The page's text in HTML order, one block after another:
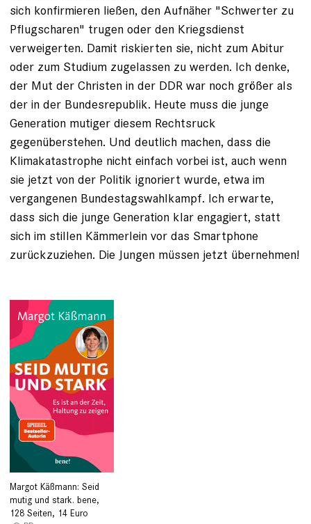
sich konfirmieren ließen, den Aufnäher "Schwerter zu
Pflugscharen" trugen oder den Kriegsdienst
verweigerten. Damit riskierten sie, nicht zum Abitur
oder zum Studium zugelassen zu werden. Ich denke,
der Mut der Christen in der DDR war noch größer als
der in der Bundesrepublik. Heute muss die junge
Generation mutiger diesem Rechtsruck
gegenüberstehen. Und deutlich machen, dass die
Klimakatastrophe nicht einfach vorbei ist, auch wenn
sie jetzt von der Politik ignoriert wurde, etwa im
vergangenen Bundestagswahlkampf. Ich erwarte,
dass sich die junge Generation klar engagiert, statt
sich im stillen Kämmerlein vor das Smartphone
zurückzuziehen. Die Jungen müssen jetzt übernehmen!
Margot Käßmann: Seid
mutig und stark. bene,
128 Seiten, 14 Euro